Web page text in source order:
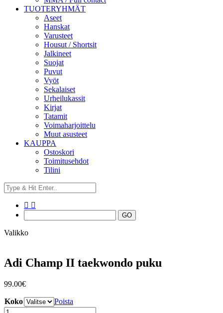
TUOTERYHMÄT
Aseet
Hanskat
Varusteet
Housut / Shortsit
Jalkineet
Suojat
Puvut
Vyöt
Sekalaiset
Urheilukassit
Kirjat
Tatamit
Voimaharjoittelu
Muut asusteet
KAUPPA
Ostoskori
Toimitusehdot
Tilini
Valikko
Adi Champ II taekwondo puku
99.00€
Koko
Poista
Adi